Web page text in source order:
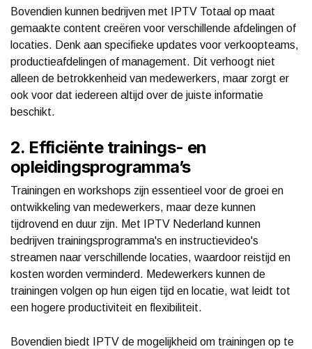
Bovendien kunnen bedrijven met IPTV Totaal op maat
gemaakte content creëren voor verschillende afdelingen of
locaties. Denk aan specifieke updates voor verkoopteams,
productieafdelingen of management. Dit verhoogt niet
alleen de betrokkenheid van medewerkers, maar zorgt er
ook voor dat iedereen altijd over de juiste informatie
beschikt.
2. Efficiënte trainings- en
opleidingsprogramma’s
Trainingen en workshops zijn essentieel voor de groei en
ontwikkeling van medewerkers, maar deze kunnen
tijdrovend en duur zijn. Met IPTV Nederland kunnen
bedrijven trainingsprogramma's en instructievideo's
streamen naar verschillende locaties, waardoor reistijd en
kosten worden verminderd. Medewerkers kunnen de
trainingen volgen op hun eigen tijd en locatie, wat leidt tot
een hogere productiviteit en flexibiliteit.
Bovendien biedt IPTV de mogelijkheid om trainingen op te